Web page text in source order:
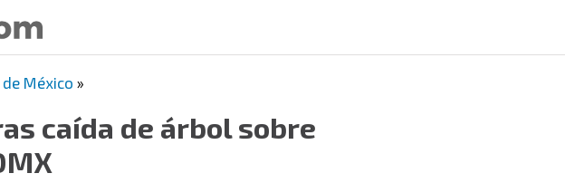
de México »
caída de árbol sobre